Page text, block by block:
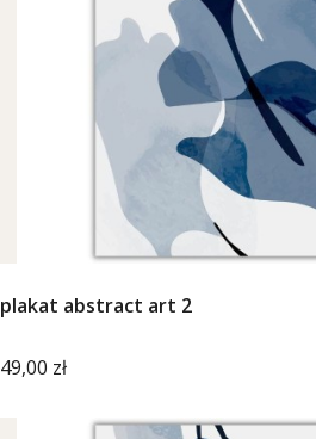
plakat abstract art 2
Cena
49,00 zł